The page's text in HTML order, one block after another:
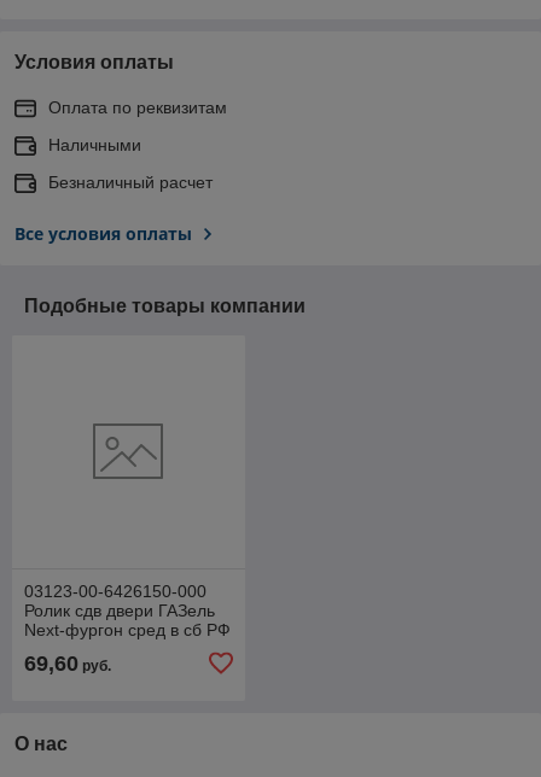
Условия оплаты
Оплата по реквизитам
Наличными
Безналичный расчет
Все условия оплаты
Подобные товары компании
03123-00-6426150-000
Ролик сдв двери ГАЗель
Next-фургон сред в сб РФ
69,60 руб.
О нас